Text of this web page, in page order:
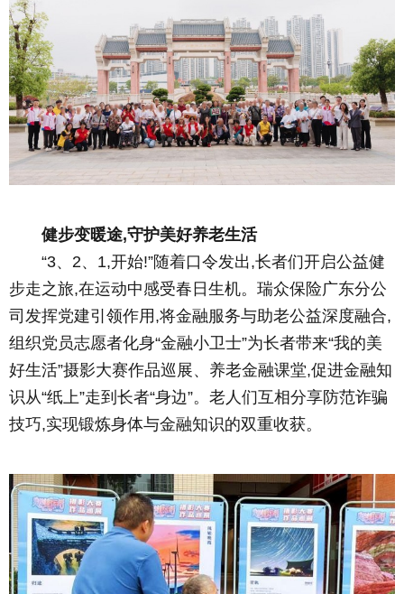
健步变暖途,守护美好养老生活
“3、2、1,开始!”随着口令发出,长者们开启公益健
步走之旅,在运动中感受春日生机。瑞众保险广东分公
司发挥党建引领作用,将金融服务与助老公益深度融合,
组织党员志愿者化身“金融小卫士”为长者带来“我的美
好生活”摄影大赛作品巡展、养老金融课堂,促进金融知
识从“纸上”走到长者“身边”。老人们互相分享防范诈骗
技巧,实现锻炼身体与金融知识的双重收获。